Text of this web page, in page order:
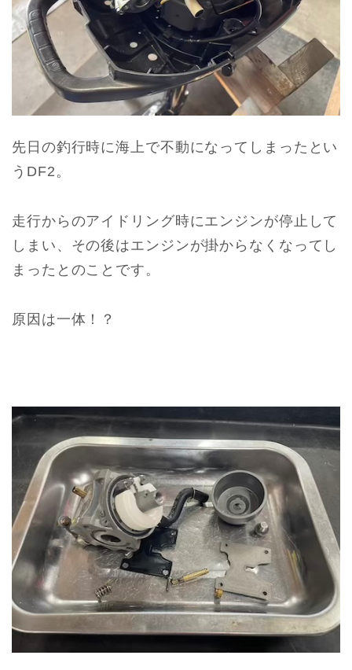
先日の釣行時に海上で不動になってしまったとい
うDF2。
走行からのアイドリング時にエンジンが停止して
しまい、その後はエンジンが掛からなくなってし
まったとのことです。
原因は一体！？